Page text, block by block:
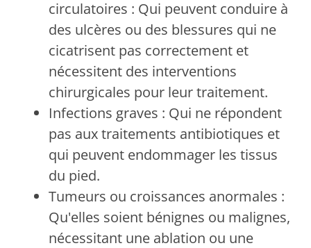
circulatoires : Qui peuvent conduire à
des ulcères ou des blessures qui ne
cicatrisent pas correctement et
nécessitent des interventions
chirurgicales pour leur traitement.
Infections graves : Qui ne répondent
pas aux traitements antibiotiques et
qui peuvent endommager les tissus
du pied.
Tumeurs ou croissances anormales :
Qu'elles soient bénignes ou malignes,
nécessitant une ablation ou une